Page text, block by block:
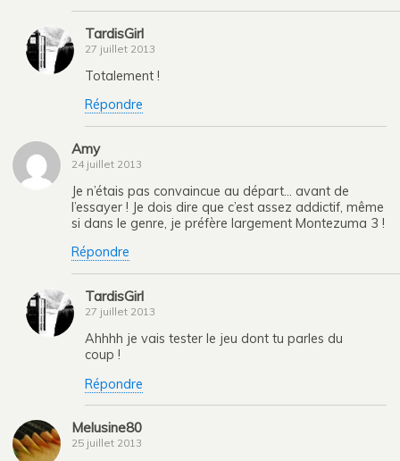
TardisGirl
27 juillet 2013
Totalement !
Répondre
Amy
24 juillet 2013
Je n’étais pas convaincue au départ… avant de
l’essayer ! Je dois dire que c’est assez addictif, même
si dans le genre, je préfère largement Montezuma 3 !
Répondre
TardisGirl
27 juillet 2013
Ahhhh je vais tester le jeu dont tu parles du
coup !
Répondre
Melusine80
25 juillet 2013